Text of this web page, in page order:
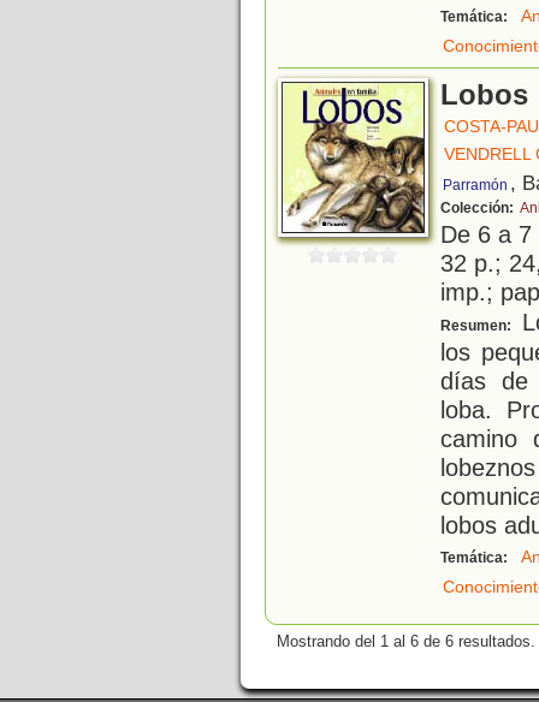
Temática:
Lobos
COSTA-
VENDRELL
Parramón ,
Colección:
De 6 a
32 p.;
imp.;
Resumen:
los
días de
loba.
camino
lobos
Temática:
Mostrando del 1 al 6 de 6 resultados.